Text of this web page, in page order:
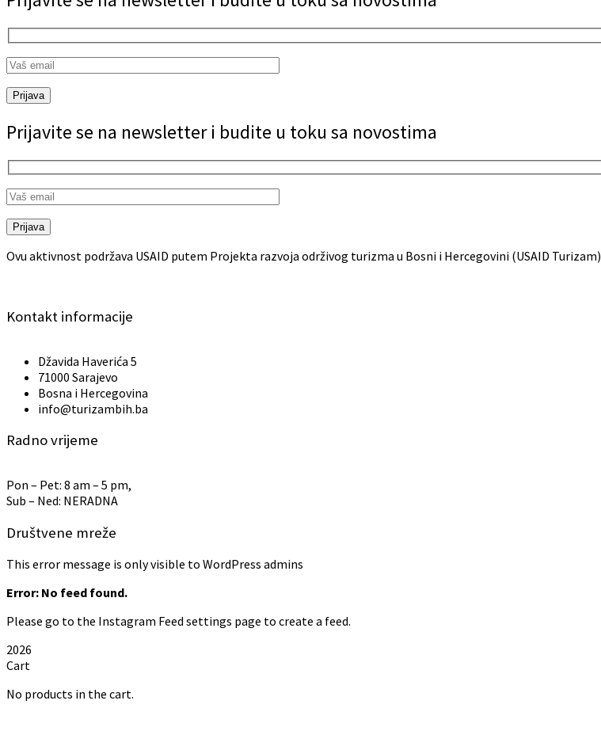
Prijava
Prijavite se na newsletter i budite u toku sa novostima
Prijava
Ovu aktivnost podržava USAID putem Projekta razvoja održivog turizma u Bosni i Hercegovini (USAID Turizam)
Kontakt informacije
Džavida Haverića 5
71000 Sarajevo
Bosna i Hercegovina
info@turizambih.ba
Radno vrijeme
Pon – Pet: 8 am – 5 pm,
Sub – Ned: NERADNA
Društvene mreže
This error message is only visible to WordPress admins
Error: No feed found.
Please go to the Instagram Feed settings page to create a feed.
2026
Cart
No products in the cart.